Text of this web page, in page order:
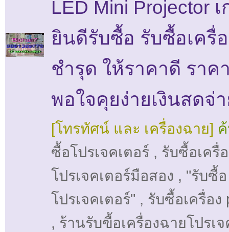
LED Mini Projector
ยินดีรับซื้อ รับซื้อเครื่อ
ชำรุด ให้ราคาดี รา
พอใจคุยง่ายเงินสดจ่
[โทรทัศน์ และ เครื่องฉาย]
ซื้อโปรเจคเตอร์ , รับซื้อเครื่
โปรเจคเตอร์มือสอง , "รับซื้อ
โปรเจคเตอร์" , รับซื้อเครื่อง
, ร้านรับฃื้อเครื่องฉายโปรเจ